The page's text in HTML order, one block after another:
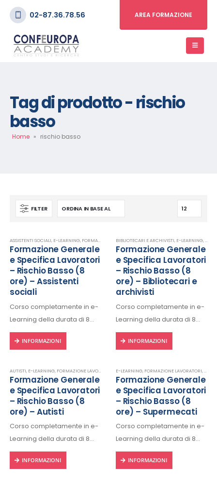
02-87.36.78.56 AREA FORMAZIONE
Tag di prodotto - rischio
basso
Home » rischio basso
FILTER
ASSISTENTI SOCIALI, E-LEARNING, FORMAZIONE LAVORATORI ,SICUREZZA SUL LAVORO
Formazione Generale
e Specifica Lavoratori
– Rischio Basso (8
ore) – Assistenti
sociali
Corso completamente in e-
Learning della durata di 8
ore, fruibile 24/24h da ogni
dispositivo connesso a
Rilascio regolare attestato a
fine corso con protocollo
univoco di riconscimento.
INFORMAZIONI
BIBLIOTECARI E ARCHIVISTI, E-LEARNING,
Formazione Generale
e Specifica Lavoratori
– Rischio Basso (8
ore) – Bibliotecari e
archivisti
Corso completamente in e-
Learning della durata di 8
ore, fruibile 24/24h da ogni
dispositivo connesso a
Rilascio regolare attestato a
fine corso con protocollo
univoco di riconscimento.
INFORMAZIONI
AUTISTI, E-LEARNING, FORMAZIONE LAVORATORI SICUREZZA SUL LAVORO
Formazione Generale
e Specifica Lavoratori
– Rischio Basso (8
ore) – Autisti
Corso completamente in e-
Learning della durata di 8
ore, fruibile 24/24h da ogni
dispositivo connesso a
INFORMAZIONI
E-LEARNING, FORMAZIONE LAVORATORI,
Formazione Generale
e Specifica Lavoratori
– Rischio Basso (8
ore) – Supermecati
Corso completamente in e-
Learning della durata di 8
ore, fruibile 24/24h da ogni
dispositivo connesso a
INFORMAZIONI